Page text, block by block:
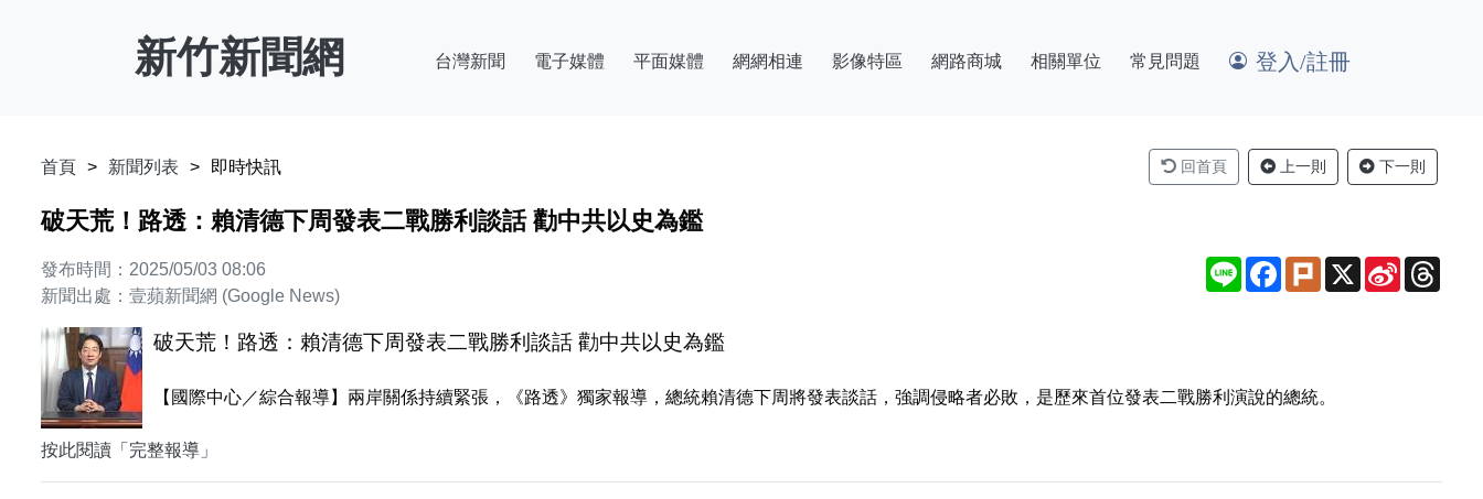
新竹新聞網 台灣新聞 電子媒體 平面媒體 網網相連 影像特區 網路商城 相關單位 常見問題 登入/註冊
首頁 新聞列表 即時快訊 回首頁 上一則 下一則
破天荒！路透：賴清德下周發表二戰勝利談話 勸中共以史為鑑
發布時間：2025/05/03 08:06
新聞出處：壹蘋新聞網 (Google News)
Line Facebook
Plurk X
Sina
Weibo
破天荒！路透：賴清德下周發表二戰勝利談話 勸中共以史為鑑
【國際中心／綜合報導】兩岸關係持續緊張，《路透》獨家報導，總統賴清德下周將發表談話，強調侵略者必敗，是歷來首位發表二戰勝利演說的總統。
按此閱讀「完整報導」